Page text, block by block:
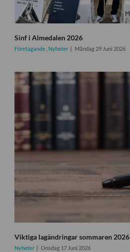
Sinf i Almedalen 2026
Företagande Nyheter Måndag 29 Juni 2026
Viktiga lagändringar sommaren 2026
Nyheter Onsdag 17 Juni 2026